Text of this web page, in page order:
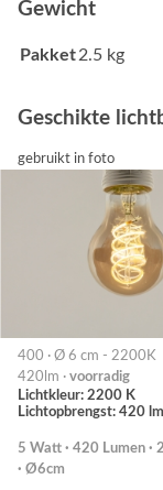
Gewicht
Pakket2.5 kg
Geschikte
gebruikt in foto
400 · Ø 6 cm - 2200K
420lm · voorradig
Lichtkleur: 2200 K
Lichtopbrengst: 420 lm
5 Watt · 420 Lumen ·
· Ø6cm